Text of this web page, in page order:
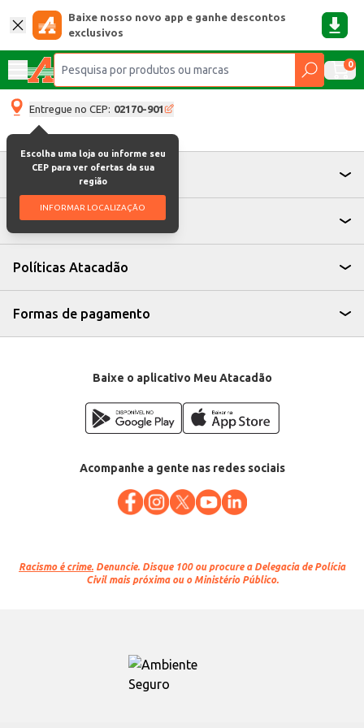
Baixe nosso novo app e ganhe descontos
exclusivos
0
Entregue no CEP: 02170-901
Escolha uma loja ou informe seu
CEP para ver ofertas da sua
região
INFORMAR LOCALIZAÇÃO
Atendimento
Institucional
Políticas Atacadão
Formas de pagamento
Baixe o aplicativo Meu Atacadão
Acompanhe a gente nas redes sociais
Racismo é crime. Denuncie. Disque 100 ou procure a Delegacia de Polícia
Civil mais próxima ou o Ministério Público.